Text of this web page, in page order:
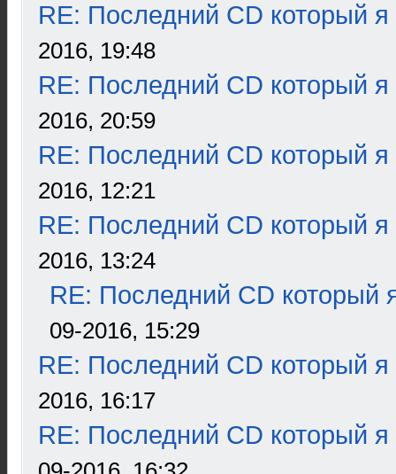
RE: Последний CD который я
2016, 19:48
RE: Последний CD который я
2016, 20:59
RE: Последний CD который я
2016, 12:21
RE: Последний CD который я
2016, 13:24
RE: Последний CD который
09-2016, 15:29
RE: Последний CD который я
2016, 16:17
RE: Последний CD который я